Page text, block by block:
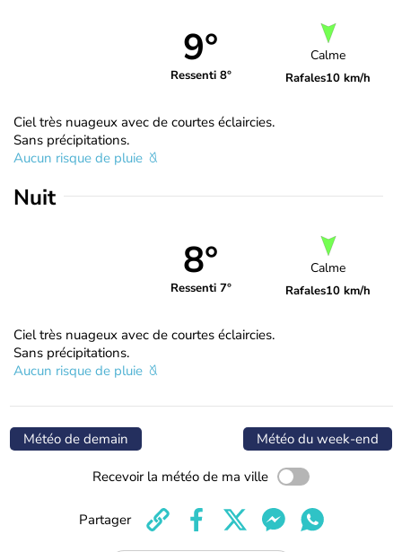
9°
Ressenti 8°
Calme
Rafales10 km/h
Ciel très nuageux avec de courtes éclaircies.
Sans précipitations.
Aucun risque de pluie
Nuit
8°
Ressenti 7°
Calme
Rafales10 km/h
Ciel très nuageux avec de courtes éclaircies.
Sans précipitations.
Aucun risque de pluie
Météo de demain Météo du week-end
Recevoir la météo de ma ville
Partager